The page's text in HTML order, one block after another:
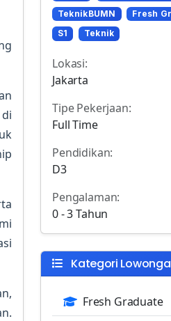
TeknikBUMN
Fresh
S1
Teknik
Lokasi:
Jakarta
Tipe Pekerjaan:
Full Time
Pendidikan:
D3
Pengalaman:
0 - 3 Tahun
Kategori
Fresh Graduate